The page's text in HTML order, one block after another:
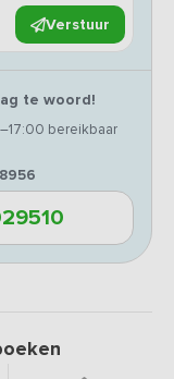
Verstuur
te woord!
bereikbaar
8956